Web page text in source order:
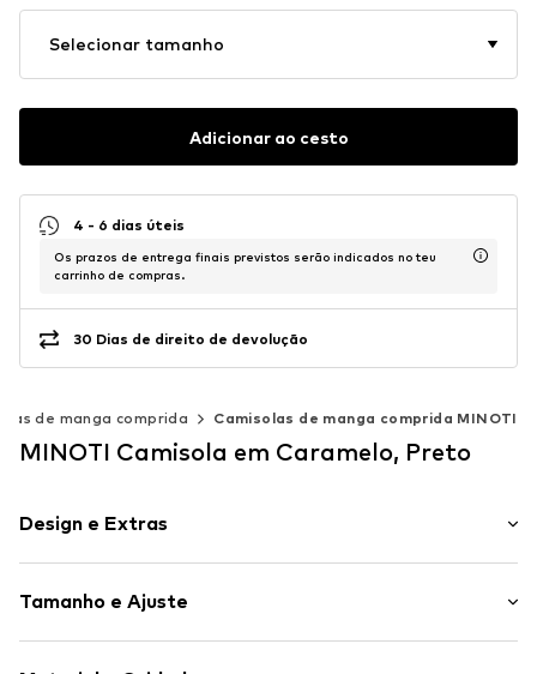
Selecionar tamanho
Adicionar ao cesto
4 - 6 dias úteis
Os prazos de entrega finais previstos serão indicados no teu
carrinho de compras.
30 Dias de direito de devolução
de manga comprida Camisolas de manga comprida MINOTI
MINOTI Camisola em Caramelo, Preto
Design e Extras
Jersey
Gola de polo
Bainha com nervuras
Tamanho e Ajuste